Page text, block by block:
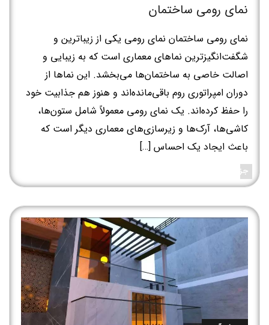
نمای رومی ساختمان
نمای رومی ساختمان نمای رومی یکی از زیباترین و
شگفت‌انگیزترین نماهای معماری است که به زیبایی و
اصالت خاصی به ساختمان‌ها می‌بخشد. این نماها از
دوران امپراتوری روم باقی‌مانده‌اند و هنوز هم جذابیت خود
را حفظ کرده‌اند. یک نمای رومی معمولاً شامل ستون‌ها،
کاشی‌ها، آرک‌ها و زیرسازی‌های معماری دیگر است که
باعث ایجاد یک احساس […]
جزئیات بیشتر